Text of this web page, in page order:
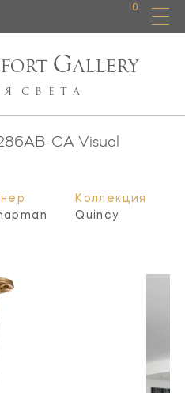
0
GALLERY
СВЕТА
CA Visual
Коллекция
Quincy